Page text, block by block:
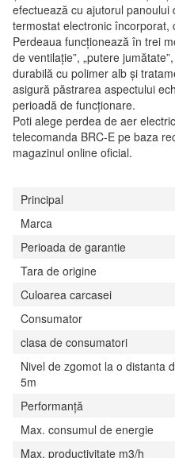
efectuează cu ajutorul panoului
termostat electronic încorporat,
Perdeaua funcționează în trei
de ventilație”, „putere
durabilă cu polimer alb și
asigură păstrarea aspectului
perioadă de funcționare.
Poti alege perdea de aer
telecomanda BRC-E pe baza
magazinul online oficial.
Principal
Marca
Perioada de garantie
Tara de origine
Culoarea carcasei
Consumator
clasa de consumatori
Nivel de zgomot la o distanta
5m
Performanţă
Max. consumul de energie
Max. productivitate m3/h